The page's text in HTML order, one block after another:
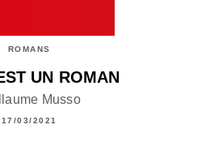
ROMANS
UN ROMAN
Musso
17/03/2021